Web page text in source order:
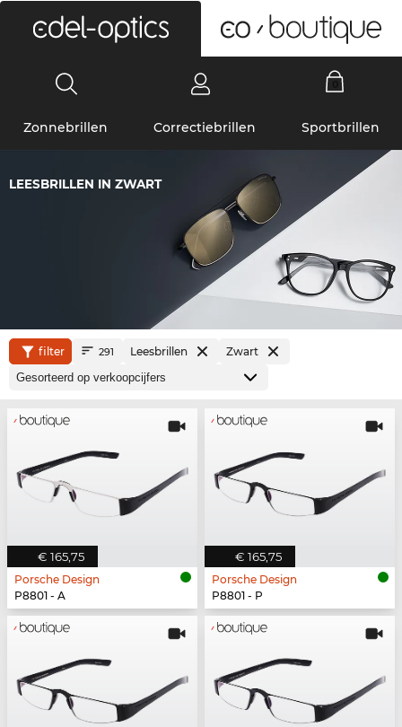
Zonnebrillen Correctiebrillen Sportbrillen
LEESBRILLEN IN ZWART
filter 291 Leesbrillen Zwart
€ 165,75
Porsche Design
P8801 - A
€ 165,75
Porsche Design
P8801 - P